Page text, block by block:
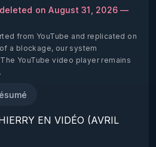
on August 31, 2026 —
from YouTube and replicated on
a blockage, our system
YouTube video player remains
EN VIDÉO (AVRIL